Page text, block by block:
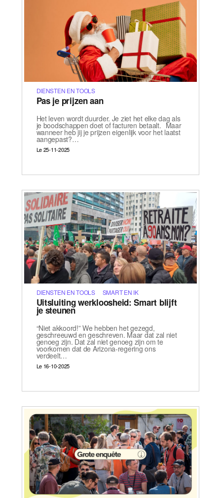
DIENSTEN EN TOOLS
Pas je prijzen aan
Het leven wordt duurder. Je ziet het elke dag als
je boodschappen doet of facturen betaalt. Maar
wanneer heb jij je prijzen eigenlijk voor het laatst
aangepast?…
Le 25-11-2025
DIENSTEN EN TOOLS SMART EN IK
Uitsluiting werkloosheid: Smart blijft
je steunen
“Niet akkoord!” We hebben het gezegd,
geschreeuwd en geschreven. Maar dat zal niet
genoeg zijn. Dat zal niet genoeg zijn om te
voorkomen dat de Arizona-regering ons
verdeelt…
Le 16-10-2025